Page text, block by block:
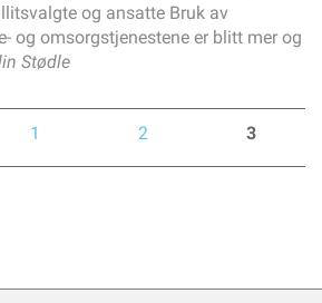
SørØst
Romsdal
og ansatte Bruk av
og omsorgstjenestene er blitt mer og
Stødle
1 2 3